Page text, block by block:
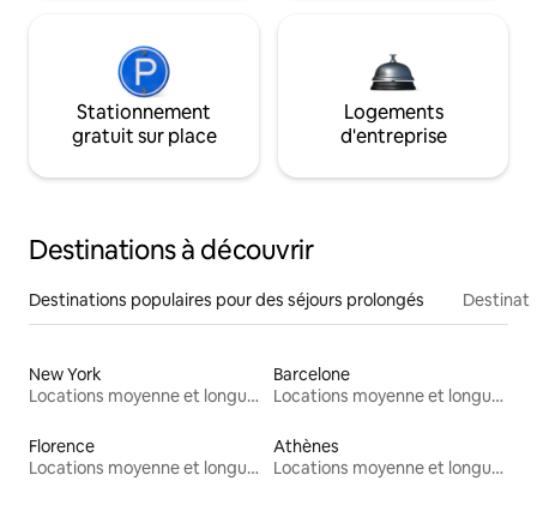
Stationnement
gratuit sur place
Logements
d'entreprise
Destinations à découvrir
Destinations populaires pour des séjours prolongés
New York
Locations moyenne et longue durée
Barcelone
Locations moyenne et longue durée
Florence
Locations moyenne et longue durée
Athènes
Locations moyenne et longue durée